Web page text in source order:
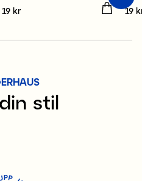
Pris:
19 kr Pris
19
stil
PP